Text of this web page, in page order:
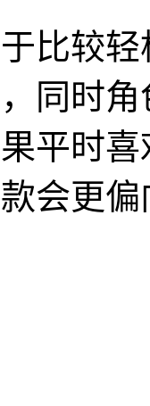
比较
同时
平时
会更